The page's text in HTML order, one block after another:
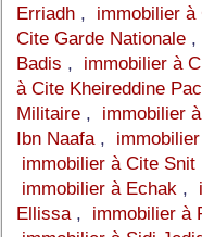
Erriadh, immobilier
Cite Garde Nationale
Badis , immobilier à
à Cite Kheireddine
Militaire, immobilier
Ibn Naafa,
immobilier à Cite Snit
immobilier à Echak,
Ellissa, immobilier à